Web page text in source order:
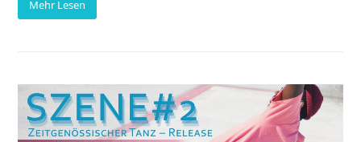
Mehr Lesen